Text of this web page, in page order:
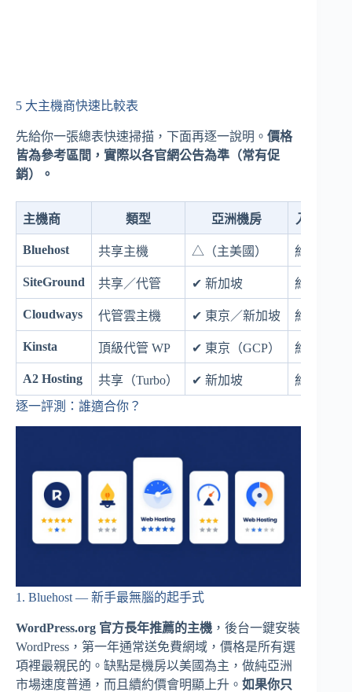
5 大主機商快速比較表
先給你一張總表快速掃描，下面再逐一說明。 價格
皆為參考區間，實際以各官網公告為準（常有促
銷）。
主機商 類型 亞洲機房 入門價（
Bluehost 共享主機 △（主美國） 約 US$3/
SiteGround 共享／代管 ✔ 新加坡 約
Cloudways 代管雲主機 ✔ 東京／新加坡 約 US$11/
Kinsta 頂級代管 WP ✔ 東京（GCP） 約
A2 Hosting 共享（Turbo） ✔ 新加坡
約 US$3/
逐一評測：誰適合你？
1. Bluehost — 新手最無腦的起手式
WordPress.org 官方長年推薦的主機 ，後台一鍵安裝
WordPress，第一年通常送免費網域，價格是所有選
項裡最親民的。缺點是機房以美國為主，做純亞洲
市場速度普通，而且續約價會明顯上升。 如果你只